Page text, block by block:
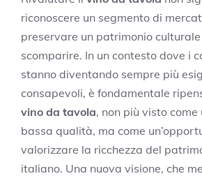
riconoscere un segmento di
preservare un patrimonio
scomparire. In un contesto dove i
stanno diventando sempre più
consapevoli, è fondamentale
vino da tavola, non più visto
bassa qualità, ma come
valorizzare la ricchezza del
italiano. Una nuova visione, che